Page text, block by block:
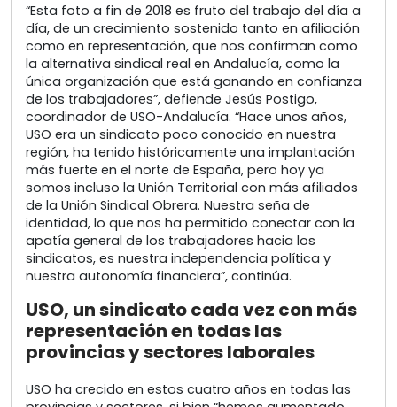
“Esta foto a fin de 2018 es fruto del trabajo del día a
día, de un crecimiento sostenido tanto en afiliación
como en representación, que nos confirman como
la alternativa sindical real en Andalucía, como la
única organización que está ganando en confianza
de los trabajadores”, defiende Jesús Postigo,
coordinador de USO-Andalucía. “Hace unos años,
USO era un sindicato poco conocido en nuestra
región, ha tenido históricamente una implantación
más fuerte en el norte de España, pero hoy ya
somos incluso la Unión Territorial con más afiliados
de la Unión Sindical Obrera. Nuestra seña de
identidad, lo que nos ha permitido conectar con la
apatía general de los trabajadores hacia los
sindicatos, es nuestra independencia política y
nuestra autonomía financiera”, continúa.
USO, un sindicato cada vez con más
representación en todas las
provincias y sectores laborales
USO ha crecido en estos cuatro años en todas las